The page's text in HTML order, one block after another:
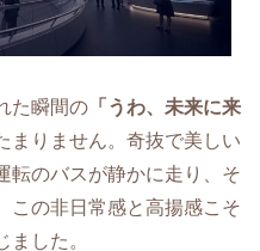
た瞬間の 「うわ、未来に来
まりません。奇抜で美しい
転のバスが静かに走り、そ
この非日常感と高揚感こそ
した。